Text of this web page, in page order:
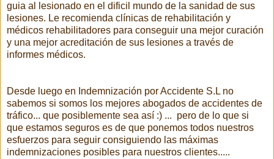
guia al lesionado en el dificil mundo de la sanidad de sus
lesiones. Le recomienda clínicas de rehabilitación y
médicos rehabilitadores para conseguir una mejor curación
y una mejor acreditación de sus lesiones a través de
informes médicos.
Desde luego en Indemnización por Accidente S.L no
sabemos si somos los mejores abogados de accidentes de
tráfico... que posiblemente sea así :) ... pero de lo que si
que estamos seguros es de que ponemos todos nuestros
esfuerzos para seguir consiguiendo las máximas
indemnizaciones posibles para nuestros clientes.....